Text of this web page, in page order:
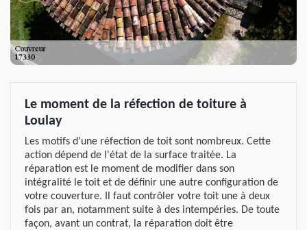
Le moment de la réfection de toiture à
Loulay
Les motifs d’une réfection de toit sont nombreux. Cette
action dépend de l'état de la surface traitée. La
réparation est le moment de modifier dans son
intégralité le toit et de définir une autre configuration de
votre couverture. Il faut contrôler votre toit une à deux
fois par an, notamment suite à des intempéries. De toute
façon, avant un contrat, la réparation doit être